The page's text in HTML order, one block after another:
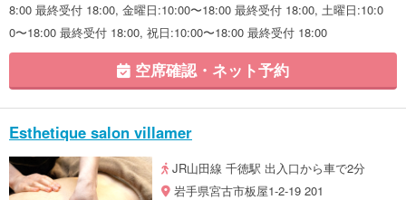
8:00 最終受付 18:00, 金曜日:10:00〜18:00 最終受付 18:00, 土曜日:10:0
0〜18:00 最終受付 18:00, 祝日:10:00〜18:00 最終受付 18:00
空席確認・ネット予約
Esthetique salon villamer
JR山田線 千徳駅 出入口から車で2分
岩手県宮古市板屋1-2-19 201